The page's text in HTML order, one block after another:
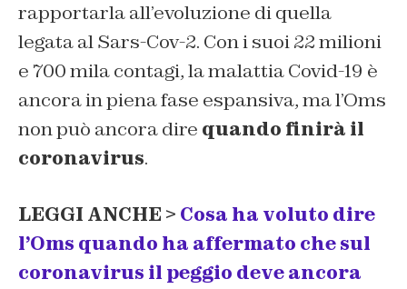
rapportarla all’evoluzione di quella
legata al Sars-Cov-2. Con i suoi 22 milioni
e 700 mila contagi, la malattia Covid-19 è
ancora in piena fase espansiva, ma l’Oms
non può ancora dire quando finirà il
coronavirus.
LEGGI ANCHE > Cosa ha voluto dire
l’Oms quando ha affermato che sul
coronavirus il peggio deve ancora